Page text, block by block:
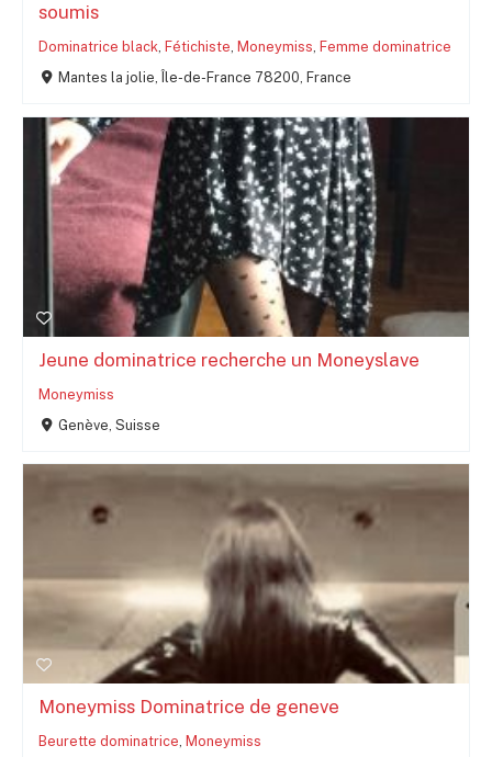
soumis
Dominatrice black, Fétichiste, Moneymiss, Femme dominatrice
Mantes la jolie, Île-de-France 78200, France
Jeune dominatrice recherche un Moneyslave
Moneymiss
Genève, Suisse
Moneymiss Dominatrice de geneve
Beurette dominatrice, Moneymiss